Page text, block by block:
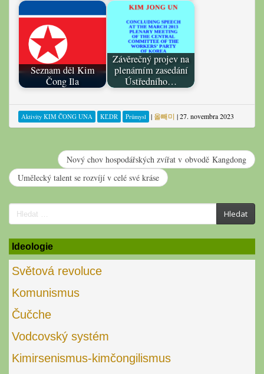
Seznam děl Kim
Čong Ila
Závěrečný projev na
plenárním zasedání
Ústředního…
Aktivity KIM ČONG UNA KĽDR Průmysl | 올빼미 |27. novembra 2023
Nový chov hospodářských zvířat v obvodě Kangdong
Umělecký talent se rozvíjí v celé své kráse
Search
for:
Hledat
Ideologie
Světová revoluce
Komunismus
Čučche
Vodcovský systém
Kimirsenismus-kimčongilismus